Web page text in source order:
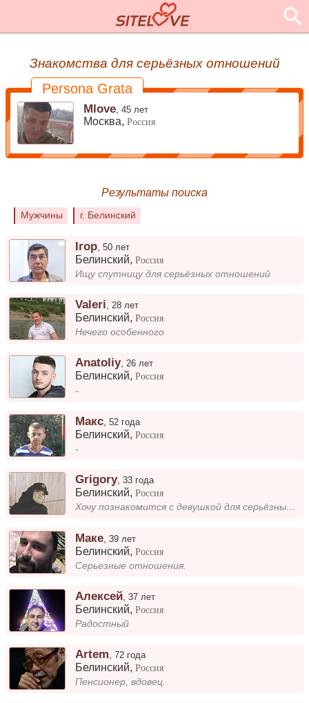
Знакомства для серьёзных отношений
Persona Grata
Mlove ,45 лет
Москва,Россия
Результаты поиска
Мужчины г. Белинский
Ігор ,50 лет
Белинский,Россия
Ищу спутницу для серьёзных отношений
Valeri 28 лет
Белинский,Россия
Нечего особенного
Anatoliy,26 лет
Белинский,Россия
-
Макс ,52 года
Белинский,Россия
-
Grigory,33 года
Белинский,Россия
Хочу познакомится с девушкой для серьёзных отношений, я простой добрый отзывчивый, люблю спорт и скоростную езду...
Маке ,39 лет
Белинский,Россия
Серьезные отношения.
Алексей ,37 лет
Белинский,Россия
Радостный
Artem,72 года
Белинский,Россия
Пенсионер, вдовец.